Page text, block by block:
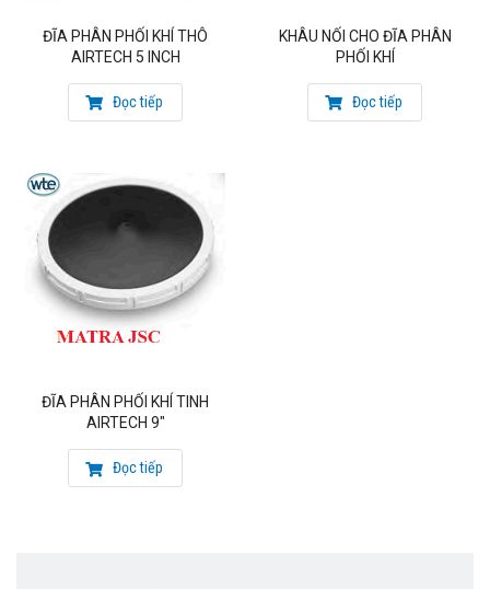
Trọng lượng: 1.03kg
Màu sắc: Trắng
Hàng sản xuất: WTE – Italy
ĐẶC ĐIỂM ĐĨA PHÂN PHỐI KHÍ TINH AIRTECH
12″
Bộ khuếch tán đĩa AirTech 12 ”với màng EPDM hoặc EPDM
+ PTFE
Lưu lượng và hiệu quả cao mô tả bộ khuếch tán này. Máy
khuếch tán đĩa AirTech 12 ”có màng trong EPDM peroxide
khỏi bệnh.
hàm lượng chất hóa dẻo thấp. Này
các nguyên tố hiện diện ở nồng độ cao hơn trong các màng
lưu hóa lưu huỳnh, có xu hướng di chuyển vào
chất lỏng đã qua xử lý làm cho màng co lại và với sự gia
ĐĨA PHÂN PHỐI KHÍ THÔ
AIRTECH 5 INCH
Đọc tiếp
KHÂU NỐI CHO ĐĨA PHÂN
PHỐI KHÍ
Đọc tiếp
ĐĨA PHÂN PHỐI KHÍ TINH
AIRTECH 9″
Đọc tiếp